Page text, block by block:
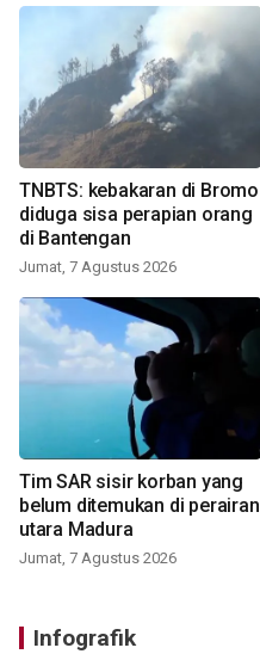
TNBTS: kebakaran di Bromo
diduga sisa perapian orang
di Bantengan
Jumat, 7 Agustus 2026
Tim SAR sisir korban yang
belum ditemukan di perairan
utara Madura
Jumat, 7 Agustus 2026
Infografik